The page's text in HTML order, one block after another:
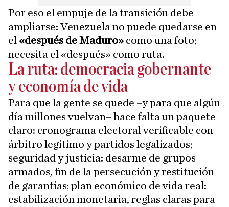
Por eso el empuje de la transición debe
ampliarse: Venezuela no puede quedarse en
el «después de Maduro» como una foto;
necesita el «después» como ruta.
La ruta: democracia gobernante
y economía de vida
Para que la gente se quede –y para que algún
día millones vuelvan– hace falta un paquete
claro: cronograma electoral verificable con
árbitro legítimo y partidos legalizados;
seguridad y justicia: desarme de grupos
armados, fin de la persecución y restitución
de garantías; plan económico de vida real:
estabilización monetaria, reglas claras para